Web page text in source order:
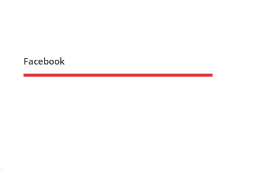
Facebook